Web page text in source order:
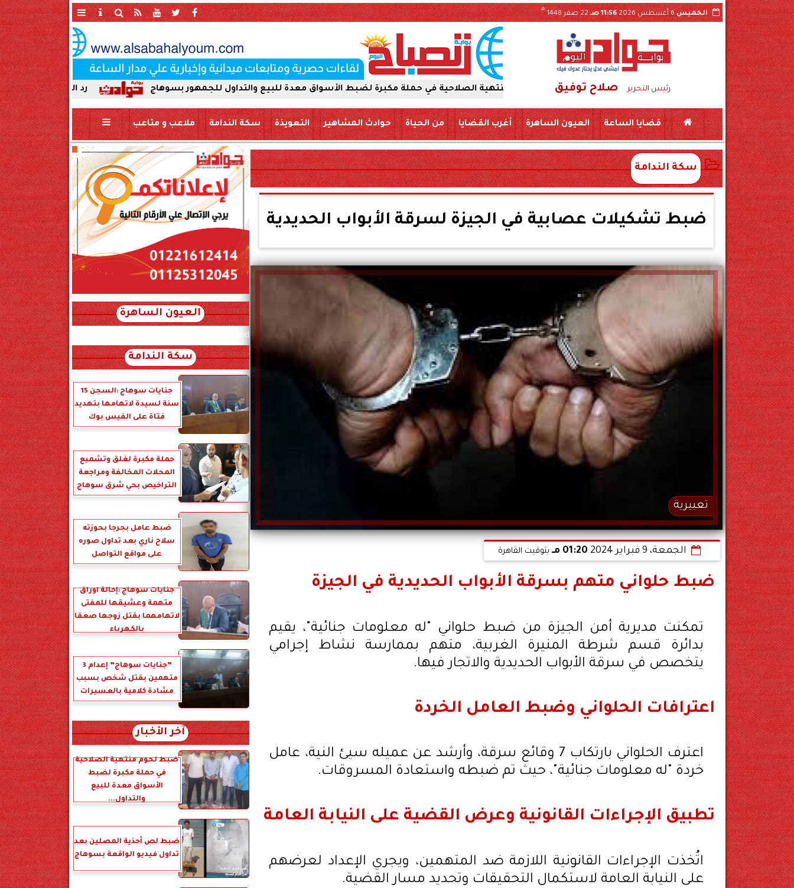
الخميس6 أغسطس 2026 11:56 صـ 22 صفر 1448
هـ
رئيس التحرير صلاح توفيق رد الجميل لأصحاب العطاء. إدارة ضبط لحوم منتهية الصلاحية في حملة مكبرة لضبط الأسواق معدة للبيع والتداول للجمهور بسوهاج فيديو الواقعة بسوهاج
قضايا الساعة العيون الساهرة أغرب القضايا من الحياة حوادث المشاهير التعويذة سكة الندامة ملاعب و متاعب
سكة الندامة
ضبط تشكيلات عصابية في الجيزة لسرقة الأبواب الحديدية
تعبيرية
الجمعة، 9 فبراير 2024 01:20 مـ بتوقيت القاهرة
ضبط حلواني متهم بسرقة الأبواب الحديدية في الجيزة
تمكنت مديرية أمن الجيزة من ضبط حلواني "له معلومات جنائية"، يقيم
بدائرة قسم شرطة المنيرة الغربية، متهم بممارسة نشاط إجرامي
يتخصص في سرقة الأبواب الحديدية والاتجار فيها.
اعترافات الحلواني وضبط العامل الخردة
اعترف الحلواني بارتكاب 7 وقائع سرقة، وأرشد عن عميله سيئ النية، عامل
خردة "له معلومات جنائية"، حيث تم ضبطه واستعادة المسروقات.
تطبيق الإجراءات القانونية وعرض القضية على النيابة العامة
اتُخذت الإجراءات القانونية اللازمة ضد المتهمين، ويجري الإعداد لعرضهم
على النيابة العامة لاستكمال التحقيقات وتحديد مسار القضية.
العيون الساهرة
xml_json/rss/~12.xml x0n not found
سكة الندامة
جنايات سوهاج :السجن 15
سنة لسيدة لاتهامها بتهديد
فتاة على الفيس بوك
حملة مكبرة لغلق وتشميع
المحلات المخالفة ومراجعة
التراخيص بحي شرق سوهاج
ضبط عامل بجرجا بحوزته
سلاح ناري بعد تداول صوره
على مواقع التواصل
جنايات سوهاج :إحالة أوراق
متهمة وعشيقها للمفتى
لاتهامهما بقتل زوجها صعقا
بالكهرباء
”جنايات سوهاج” إعدام 3
متهمين بقتل شخص بسبب
مشادة كلامية بالعسيرات
آخر الأخبار
ضبط لحوم منتهية الصلاحية
في حملة مكبرة لضبط
الأسواق معدة للبيع
والتداول...
ضبط لص أحذية المصلين بعد
تداول فيديو الواقعة بسوهاج